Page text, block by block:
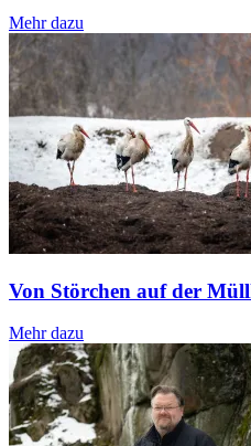
Mehr dazu
Von Störchen auf der
Mehr dazu